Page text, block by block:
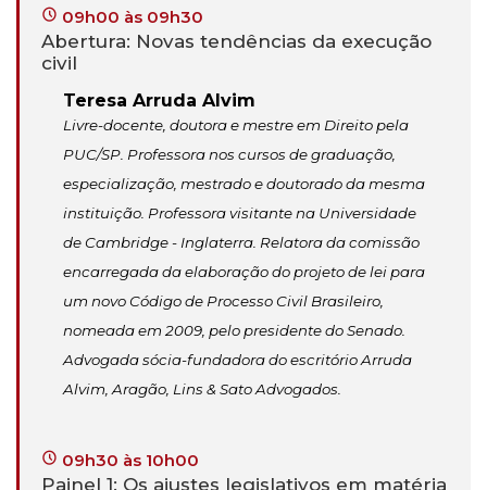
09h00 às 09h30
Abertura: Novas tendências da execução
civil
Teresa Arruda Alvim
Livre-docente, doutora e mestre em Direito pela
PUC/SP. Professora nos cursos de graduação,
especialização, mestrado e doutorado da mesma
instituição. Professora visitante na Universidade
de Cambridge - Inglaterra. Relatora da comissão
encarregada da elaboração do projeto de lei para
um novo Código de Processo Civil Brasileiro,
nomeada em 2009, pelo presidente do Senado.
Advogada sócia-fundadora do escritório Arruda
Alvim, Aragão, Lins & Sato Advogados.
09h30 às 10h00
Painel 1: Os ajustes legislativos em matéria